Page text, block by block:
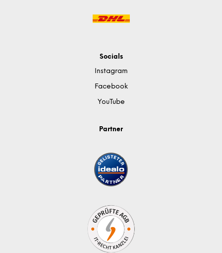
Socials
Instagram
Facebook
YouTube
Partner